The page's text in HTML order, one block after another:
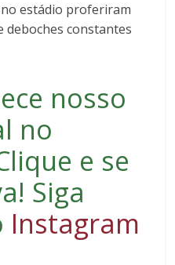
estádio proferiram
deboches constantes
nosso
no
e se
! Siga
Instagram